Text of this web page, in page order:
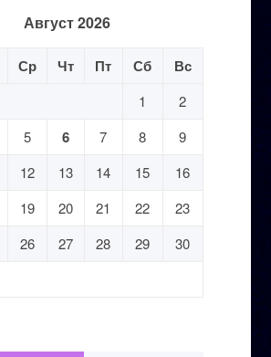
Август 2026
Ср Чт Пт Сб Вс
1
2
5 6 7 8
9
12 13 14 15
16
19 20 21 22
23
26 27 28 29
30